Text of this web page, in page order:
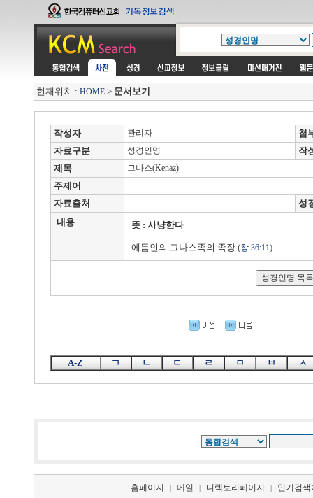
현재위치 : HOME > 문서보기
작성자 관리자
첨
자료구분
성경인명
작
제목
그나스(Kenaz)
주제어
자료출처
성
내용
뜻 : 사냥한다
에돔인의 그나스족의 족장 (창 36:11).
A-Z ㄱ ㄴ ㄷ ㄹ ㅁ ㅂ ㅅ
홈페이지 | 메일 | 디렉토리페이지 | 인기검색